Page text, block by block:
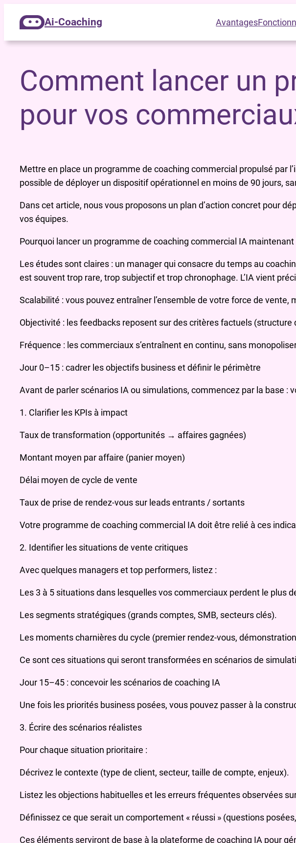
Ai-Coaching Avantages
Comment lancer un
pour vos
Mettre en place un programme de coaching commercial propulsé par
possible de déployer un dispositif opérationnel en moins de 90 jours,
Dans cet article, nous vous proposons un plan d’action concret pour
vos équipes.
Pourquoi lancer un programme de coaching commercial IA maintenant
Les études sont claires : un manager qui consacre du temps au
est souvent trop rare, trop subjectif et trop chronophage. L’IA vient
Scalabilité : vous pouvez entraîner l’ensemble de votre force de
Objectivité : les feedbacks reposent sur des critères factuels
Fréquence : les commerciaux s’entraînent en continu, sans
Jour 0–15 : cadrer les objectifs business et définir le périmètre
Avant de parler scénarios IA ou simulations, commencez par la base :
1. Clarifier les KPIs à impact
Taux de transformation (opportunités → affaires gagnées)
Montant moyen par affaire (panier moyen)
Délai moyen de cycle de vente
Taux de prise de rendez-vous sur leads entrants / sortants
Votre programme de coaching commercial IA doit être relié à ces
2. Identifier les situations de vente critiques
Avec quelques managers et top performers, listez :
Les 3 à 5 situations dans lesquelles vos commerciaux perdent le plus
Les segments stratégiques (grands comptes, SMB, secteurs clés).
Les moments charnières du cycle (premier rendez-vous,
Ce sont ces situations qui seront transformées en scénarios de
Jour 15–45 : concevoir les scénarios de coaching IA
Une fois les priorités business posées, vous pouvez passer à la
3. Écrire des scénarios réalistes
Pour chaque situation prioritaire :
Décrivez le contexte (type de client, secteur, taille de compte, enjeux).
Listez les objections habituelles et les erreurs fréquentes observées
Définissez ce que serait un comportement « réussi » (questions
Ces éléments serviront de base à la plateforme de coaching IA pour